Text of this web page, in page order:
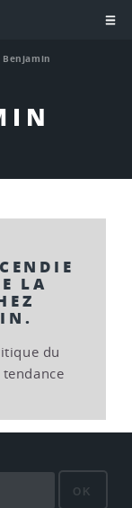
Benjamin
LA
du
OK